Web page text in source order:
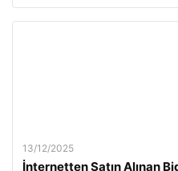
13/12/2025
İnternetten Satın Alınan